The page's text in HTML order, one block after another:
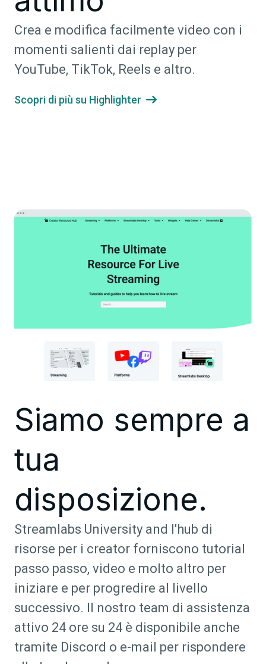
Crea e modifica facilmente video con i
momenti salienti dai replay per
YouTube, TikTok, Reels e altro.
Scopri di più su Highlighter 
Siamo sempre a
tua
disposizione.
Streamlabs University and l'hub di
risorse per i creator forniscono tutorial
passo passo, video e molto altro per
iniziare e per progredire al livello
successivo. Il nostro team di assistenza
attivo 24 ore su 24 è disponibile anche
tramite Discord o e-mail per rispondere